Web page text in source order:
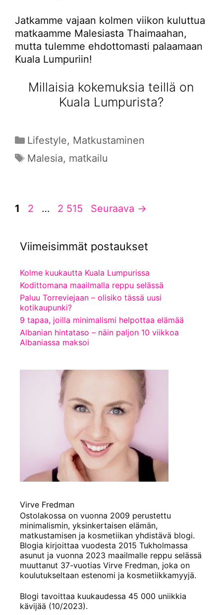
Jatkamme vajaan kolmen viikon kuluttua
matkaamme Malesiasta Thaimaahan,
mutta tulemme ehdottomasti palaamaan
Kuala Lumpuriin!
Millaisia kokemuksia teillä on
Kuala Lumpurista?
Kategoriat
Lifestyle, Matkustaminen
Avainsanat
Malesia, matkailu
Sivu
1 Sivu
2 … Sivu
2 515 Seuraava →
Viimeisimmät postaukset
Kolme kuukautta Kuala Lumpurissa
Kodittomana maailmalla reppu selässä
Paluu Torreviejaan – olisiko tässä uusi
kotikaupunki?
9 tapaa, joilla minimalismi helpottaa elämää
Albanian hintataso – näin paljon 10 viikkoa
Albaniassa maksoi
Virve Fredman
Ostolakossa on vuonna 2009 perustettu
minimalismin, yksinkertaisen elämän,
matkustamisen ja kosmetiikan yhdistävä blogi.
Blogia kirjoittaa vuodesta 2015 Tukholmassa
asunut ja vuonna 2023 maailmalle reppu selässä
muuttanut 37-vuotias Virve Fredman, joka on
koulutukseltaan estenomi ja kosmetiikkamyyjä.
Blogi tavoittaa kuukaudessa 45 000 uniikkia
kävijää (10/2023).